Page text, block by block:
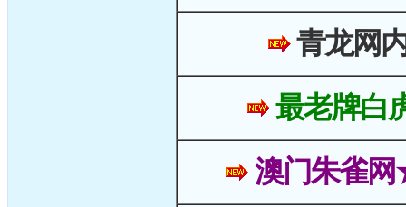
青龙网
最老牌白
澳门朱雀